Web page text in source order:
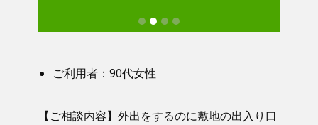
ご利用者：​90代女性
【ご相談内容】​​ 外出をするのに敷地の出入り口